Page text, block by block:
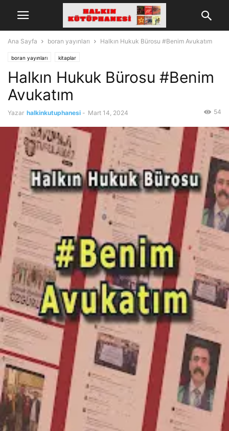
Ana Sayfa boran yayınları Halkın Hukuk Bürosu #Benim Avukatım
boran yayınları kitaplar
Halkın Hukuk Bürosu #Benim
Avukatım
Yazar halkinkutuphanesi - Mart 14, 2024 54